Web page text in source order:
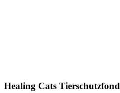
Healing Cats Tierschutzfond